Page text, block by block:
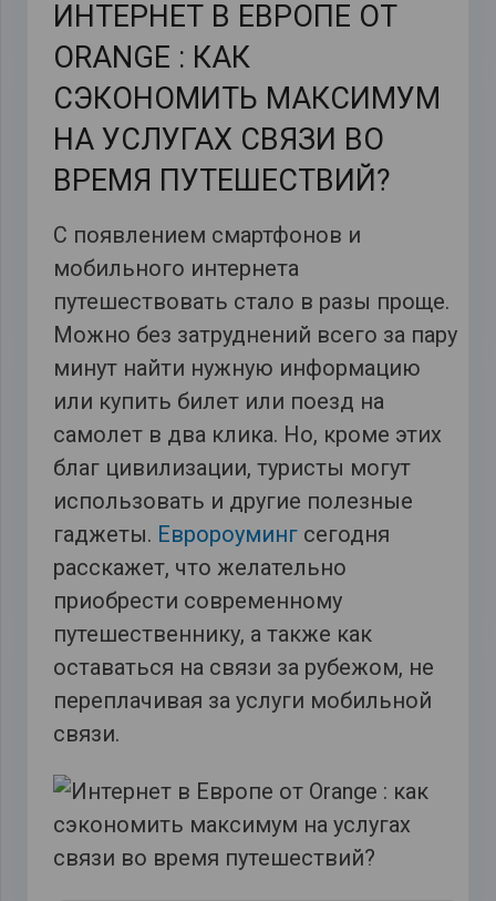
ИНТЕРНЕТ В ЕВРОПЕ ОТ
ORANGE : КАК
СЭКОНОМИТЬ МАКСИМУМ
НА УСЛУГАХ СВЯЗИ ВО
ВРЕМЯ ПУТЕШЕСТВИЙ?
С появлением смартфонов и
мобильного интернета
путешествовать стало в разы проще.
Можно без затруднений всего за пару
минут найти нужную информацию
или купить билет или поезд на
самолет в два клика. Но, кроме этих
благ цивилизации, туристы могут
использовать и другие полезные
гаджеты. Евророумингсегодня
расскажет, что желательно
приобрести современному
путешественнику, а также как
оставаться на связи за рубежом, не
переплачивая за услуги мобильной
связи.